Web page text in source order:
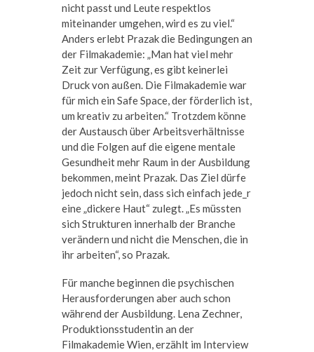
nicht passt und Leute respektlos
miteinander umgehen, wird es zu viel.“
Anders erlebt Prazak die Bedingungen an
der Filmakademie: „Man hat viel mehr
Zeit zur Verfügung, es gibt keinerlei
Druck von außen. Die Filmakademie war
für mich ein Safe Space, der förderlich ist,
um kreativ zu arbeiten.“ Trotzdem könne
der Austausch über Arbeitsverhältnisse
und die Folgen auf die eigene mentale
Gesundheit mehr Raum in der Ausbildung
bekommen, meint Prazak. Das Ziel dürfe
jedoch nicht sein, dass sich einfach jede_r
eine „dickere Haut“ zulegt. „Es müssten
sich Strukturen innerhalb der Branche
verändern und nicht die Menschen, die in
ihr arbeiten“, so Prazak.
Für manche beginnen die psychischen
Herausforderungen aber auch schon
während der Ausbildung. Lena Zechner,
Produktionsstudentin an der
Filmakademie Wien, erzählt im Interview